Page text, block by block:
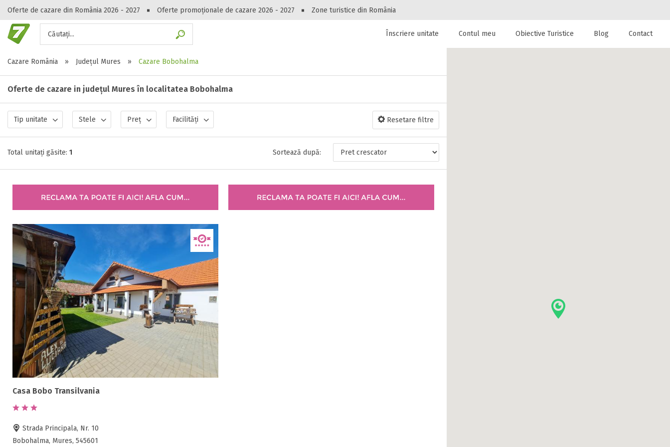
Oferte de cazare din România 2026 - 2027 Oferte promoționale de cazare 2026 - 2027 Zone turistice din România
Căutați...
Peste 10549 oferte de cazare!
Gasești hoteluri, pensiuni, vile, apartamente sau alte unitați de cazare la
Înscriere unitate Contul meu Obiective Turistice Blog Contact
Cazare România
» Județul Mures » Cazare Bobohalma
Oferte de cazare in județul Mures în localitatea Bobohalma
Tip unitate Stele Preț Facilități Resetare filtre
Total unitați găsite: 1 Sortează după:
Casa Bobo Transilvania
Strada Principala, Nr. 10
Bobohalma, Mures, 545601